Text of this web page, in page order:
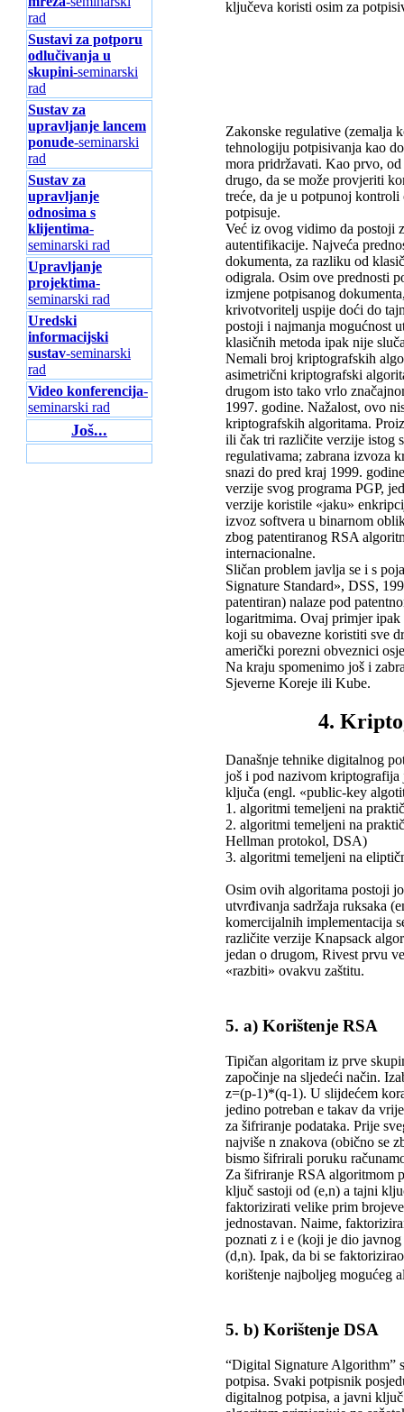
rad
Sustavi za potporu
odlučivanja u
skupini-seminarski
rad
Sustav za
upravljanje lancem
ponude-seminarski
rad
Sustav za
upravljanje
odnosima s
klijentima-
seminarski rad
Upravljanje
projektima-
seminarski rad
Uredski
informacijski
sustav-seminarski
rad
Video konferencija-
seminarski rad
Još...
ključeva koristi osim za
Zakonske regulative (zemalja
tehnologiju potpisivanja kao
mora pridržavati. Kao prvo,
drugo, da se može provjeriti
treće, da je u potpunoj
potpisuje.
Već iz ovog vidimo da postoji
autentifikacije. Najveća
dokumenta, za razliku od
odigrala. Osim ove prednosti
izmjene potpisanog
krivotvoritelj uspije doći do
postoji i najmanja mogućnost
klasičnih metoda ipak nije
Nemali broj kriptografskih
asimetrični kriptografski
drugom isto tako vrlo
1997. godine. Nažalost, ovo
kriptografskih algoritama.
ili čak tri različite verzije istog
regulativama; zabrana izvoza
snazi do pred kraj 1999.
verzije svog programa PGP,
verzije koristile «jaku»
izvoz softvera u binarnom
zbog patentiranog RSA
internacionalne.
Sličan problem javlja se i s
Signature Standard», DSS,
patentiran) nalaze pod
logaritmima. Ovaj primjer ipak
koji su obavezne koristiti sve
američki porezni obveznici
Na kraju spomenimo još i
Sjeverne Koreje ili Kube.
4.
Današnje tehnike digitalnog
još i pod nazivom
ključa (engl. «public-key
1. algoritmi temeljeni na
2. algoritmi temeljeni na
Hellman protokol, DSA)
3. algoritmi temeljeni na
Osim ovih algoritama postoji
utvrđivanja sadržaja ruksaka
komercijalnih implementacija
različite verzije Knapsack
jedan o drugom, Rivest prvu
«razbiti» ovakvu zaštitu.
5. a) Korištenje RSA
Tipičan algoritam iz prve
započinje na sljedeći način.
z=(p-1)*(q-1). U slijdećem
jedino potreban e takav da
za šifriranje podataka. Prije
najviše n znakova (obično se
bismo šifrirali poruku
Za šifriranje RSA algoritmom
ključ sastoji od (e,n) a tajni
faktorizirati velike prim
jednostavan. Naime,
poznati z i e (koji je dio
(d,n). Ipak, da bi se
korištenje najboljeg mogućeg
5. b) Korištenje DSA
“Digital Signature Algorithm”
potpisa. Svaki potpisnik
digitalnog potpisa, a javni